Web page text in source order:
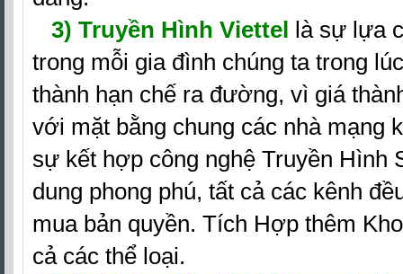
3) Truyền Hình Viettel
là sự lựa
trong mỗi gia đình chúng ta trong
thành hạn chế ra đường, vì giá
với mặt bằng chung các nhà mạng
sự kết hợp công nghệ Truyền Hình
dung phong phú, tất cả các kênh
mua bản quyền. Tích Hợp thêm
cả các thể loại.